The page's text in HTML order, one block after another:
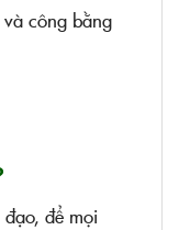
công bằng
để mọi